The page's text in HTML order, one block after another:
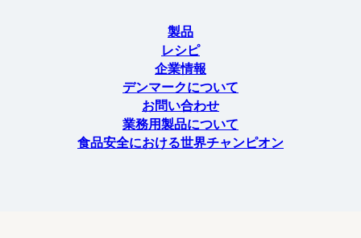
製品
レシピ
企業情報
デンマークについて
お問い合わせ
業務用製品について
食品安全における世界チャンピオン